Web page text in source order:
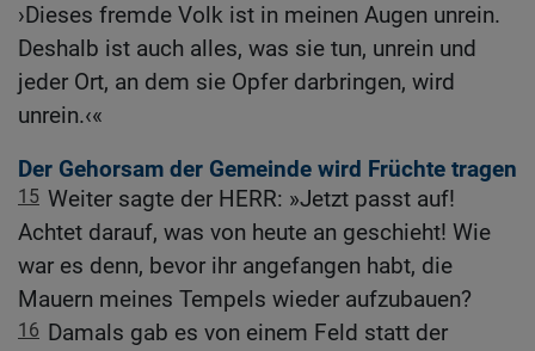
›Dieses fremde Volk ist in meinen Augen unrein.
Deshalb ist auch alles, was sie tun, unrein und
jeder Ort, an dem sie Opfer darbringen, wird
unrein.‹«
Der Gehorsam der Gemeinde wird Früchte tragen
15 Weiter sagte der HERR: »Jetzt passt auf!
Achtet darauf, was von heute an geschieht! Wie
war es denn, bevor ihr angefangen habt, die
Mauern meines Tempels wieder aufzubauen?
16 Damals gab es von einem Feld statt der